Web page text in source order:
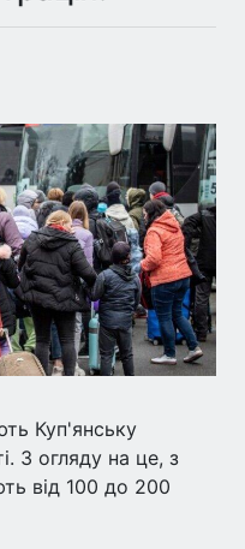
Куп'янську
З огляду на це, з
від 100 до 200